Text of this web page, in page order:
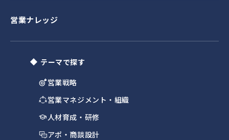
営業ナレッジ
テーマで探す
営業戦略
営業マネジメント・組織
人材育成・研修
アポ・商談設計